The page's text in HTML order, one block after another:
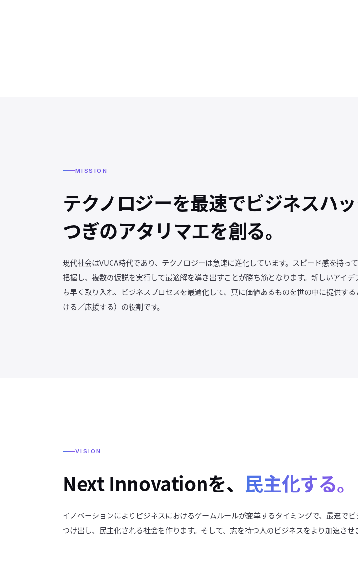
MISSION
テクノロジーを最速でビジネスハッ
つぎのアタリマエを創る。
現代社会はVUCA時代であり、テクノロジーは急速に進化しています。スピード感を持っ
把握し、複数の仮説を実行して最適解を導き出すことが勝ち筋となります。新しいアイデ
ち早く取り入れ、ビジネスプロセスを最適化して、真に価値あるものを世の中に提供す
ける／応援する）の役割です。
VISION
Next Innovationを、 民主化する。
イノベーションによりビジネスにおけるゲームルールが変革するタイミングで、最速で
つけ出し、民主化される社会を作ります。そして、志を持つ人のビジネスをより加速させ